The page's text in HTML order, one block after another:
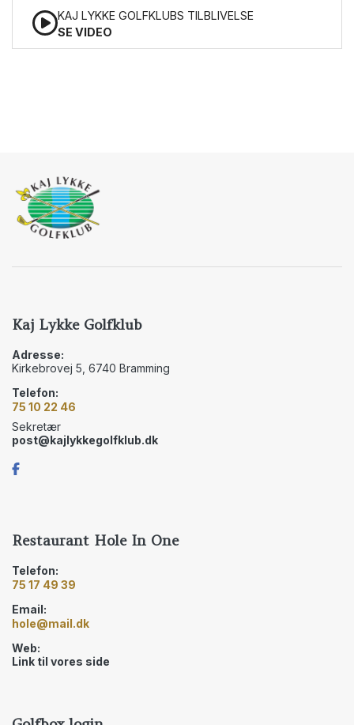
KAJ LYKKE GOLFKLUBS TILBLIVELSE
SE VIDEO
Kaj Lykke Golfklub
Adresse:
Kirkebrovej 5, 6740 Bramming
Telefon:
75 10 22 46
Sekretær
post@kajlykkegolfklub.dk
Restaurant Hole In One
Telefon:
75 17 49 39
Email:
hole@mail.dk
Web:
Link til vores side